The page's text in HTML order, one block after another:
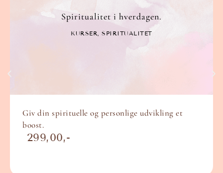
Spiritualitet i hverdagen.
KURSER ,SPIRITUALITET
Giv din spirituelle og personlige udvikling et
boost.
299,00